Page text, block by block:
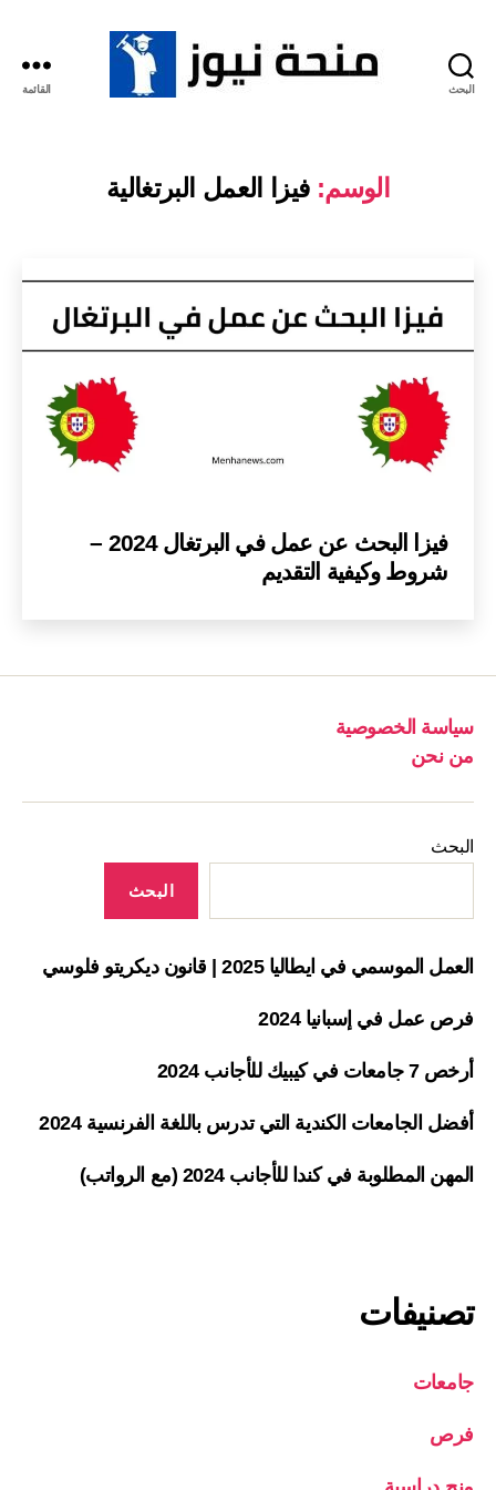
البحث القائمة
الوسم: فيزا العمل البرتغالية
فيزا البحث عن عمل في البرتغال 2024 –
شروط وكيفية التقديم
سياسة الخصوصية
من نحن
البحث
البحث
العمل الموسمي في ايطاليا 2025 | قانون ديكريتو فلوسي
فرص عمل في إسبانيا 2024
أرخص 7 جامعات في كيبيك للأجانب 2024
أفضل الجامعات الكندية التي تدرس باللغة الفرنسية 2024
المهن المطلوبة في كندا للأجانب 2024 (مع الرواتب)
تصنيفات
جامعات
فرص